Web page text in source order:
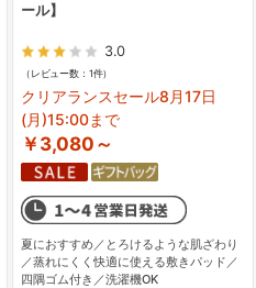
ール】
3.0
（レビュー数：1件）
クリアランスセール8月17日
(月)15:00まで
￥3,080～
夏におすすめ／とろけるような肌ざわり
／蒸れにくく快適に使える敷きパッド／
四隅ゴム付き／洗濯機OK